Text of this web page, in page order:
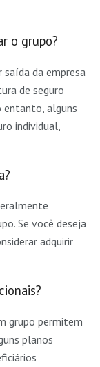
o grupo?
da empresa
de seguro
entanto, alguns
individual,
Se você deseja
adquirir
grupo permitem
planos